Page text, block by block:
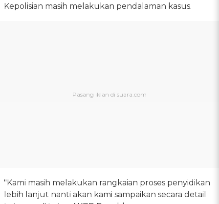
Kepolisian masih melakukan pendalaman kasus.
"Kami masih melakukan rangkaian proses penyidikan
lebih lanjut nanti akan kami sampaikan secara detail